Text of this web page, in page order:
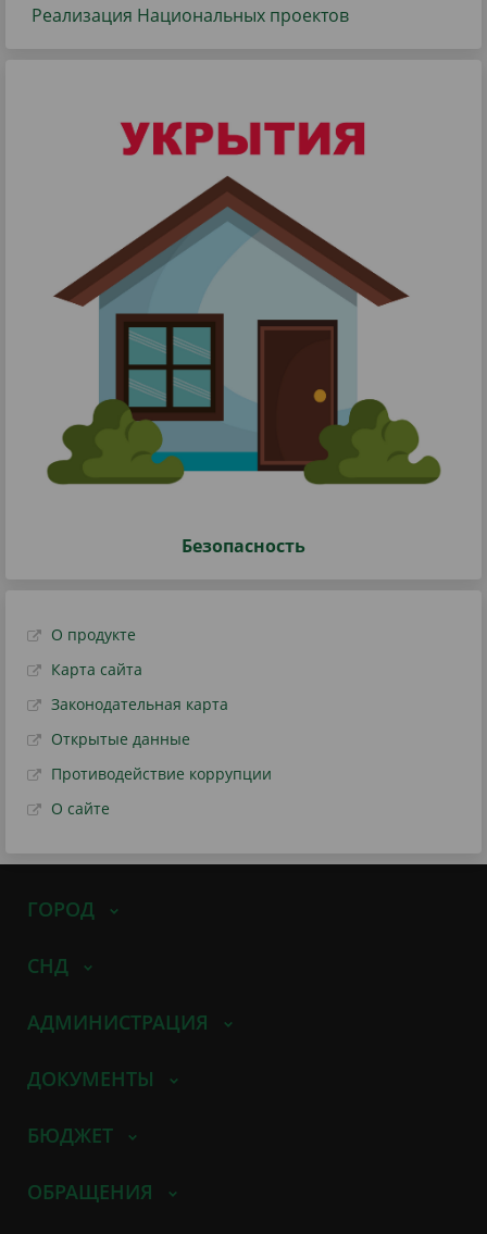
Реализация Национальных проектов
Безопасность
О продукте
Карта сайта
Законодательная карта
Открытые данные
Противодействие коррупции
О сайте
ГОРОД
СНД
АДМИНИСТРАЦИЯ
ДОКУМЕНТЫ
БЮДЖЕТ
ОБРАЩЕНИЯ